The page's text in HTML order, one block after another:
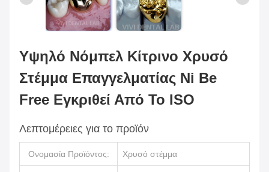
Υψηλό Νόμπελ Κίτρινο Χρυσό
Στέμμα Επαγγελματίας Ni Be
Free Εγκριθεί Από Το ISO
Λεπτομέρειες για το προϊόν
Ονομασία Προϊόντος: Χρυσό στέμμα